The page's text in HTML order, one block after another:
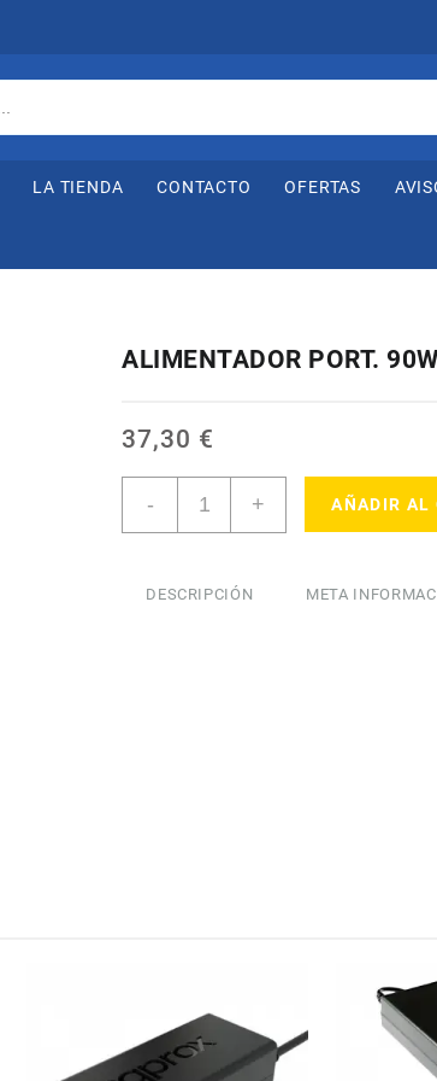
LA TIENDA CONTACTO OFERTAS
ALIMENTADOR PORT.
37,30 €
-
PORT.
X
+ AÑADIR AL
DESCRIPCIÓN META